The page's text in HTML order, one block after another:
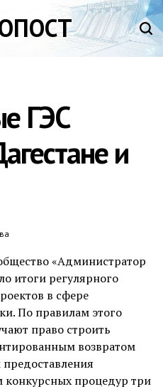
ГЭС
и
«Администратор
итоги регулярного
в сфере
По правилам этого
право строить
возвратом
конкурсных процедур три